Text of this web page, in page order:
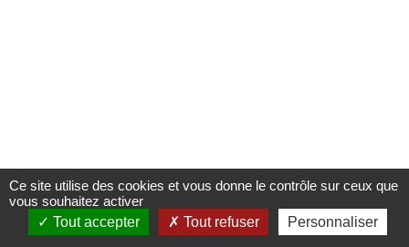
Ce site utilise des cookies et vous donne le contrôle sur ceux que
vous souhaitez activer
Tout accepter
Tout refuser Personnaliser